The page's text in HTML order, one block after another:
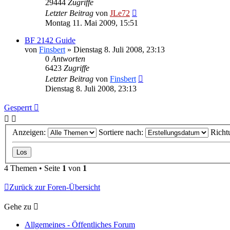
29444 Zugriffe
Letzter Beitrag von JLe72
Montag 11. Mai 2009, 15:51
BF 2142 Guide
von Finsbert » Dienstag 8. Juli 2008, 23:13
0 Antworten
6423 Zugriffe
Letzter Beitrag von Finsbert
Dienstag 8. Juli 2008, 23:13
Gesperrt
Anzeigen: Sortiere nach:
4 Themen • Seite 1 von 1
Zurück zur Foren-Übersicht
Gehe zu
Allgemeines - Öffentliches Forum